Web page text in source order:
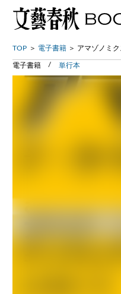
TOP 電子書籍 アマゾノミ
電子書籍 単行本